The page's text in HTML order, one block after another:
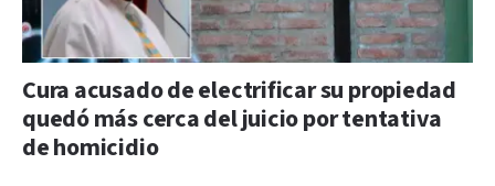
Cura acusado de electrificar su propiedad
quedó más cerca del juicio por tentativa
de homicidio